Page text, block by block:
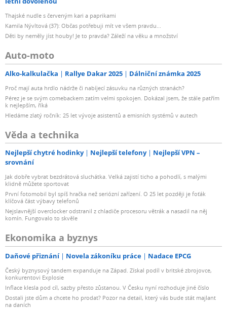
Thajské nudle s červeným kari a paprikami
Kamila Nývltová (37): Občas potřebuji mít ve všem pravdu...
Děti by neměly jíst houby! Je to pravda? Záleží na věku a množství
Auto-moto
Alko-kalkulačka Rallye Dakar 2025 Dálniční známka 2025
Proč mají auta hrdlo nádrže či nabíjecí zásuvku na různých stranách?
Pérez je se svým comebackem zatím velmi spokojen. Dokázal jsem, že stále patřím
k nejlepším, říká
Hledáme zlatý ročník: 25 let vývoje asistentů a emisních systémů v autech
Věda a technika
Nejlepší chytré hodinky Nejlepší telefony
Nejlepší VPN –
srovnání
Jak dobře vybrat bezdrátová sluchátka. Velká zajistí ticho a pohodlí, s malými
klidně můžete sportovat
První fotomobil byl spíš hračka než seriózní zařízení. O 25 let později je foťák
klíčová část výbavy telefonů
Nejslavnější overclocker odstranil z chladiče procesoru větrák a nasadil na něj
komín. Fungovalo to skvěle
Ekonomika a byznys
Daňové přiznání Novela zákoníku práce Nadace EPCG
Český byznysový tandem expanduje na Západ. Získal podíl v britské zbrojovce,
konkurentovi Explosie
Inflace klesla pod cíl, sazby přesto zůstanou. V Česku nyní rozhoduje jiné číslo
Dostali jste dům a chcete ho prodat? Pozor na detail, který vás bude stát majlant
na daních